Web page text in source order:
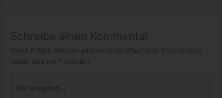
Schreibe einen Kommentar
Deine E-Mail-Adresse wird nicht veröffentlicht.
Erforderliche
Felder sind mit * markiert
eingeben…